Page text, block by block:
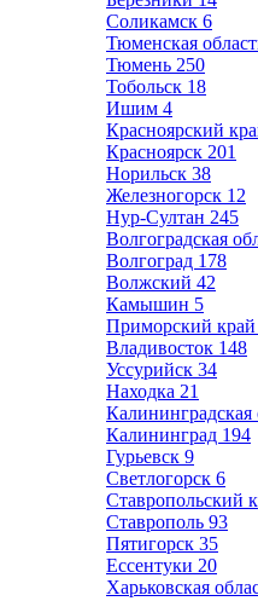
Соликамск 6
Тюменская
Тюмень 250
Тобольск 18
Ишим 4
Красноярский
Красноярск 201
Норильск 38
Железногорск 12
Нур-Султан 245
Волгоградская
Волгоград 178
Волжский 42
Камышин 5
Приморский край
Владивосток 148
Уссурийск 34
Находка 21
Калининградская
Калининград 194
Гурьевск 9
Светлогорск 6
Ставропольский
Ставрополь 93
Пятигорск 35
Ессентуки 20
Харьковская